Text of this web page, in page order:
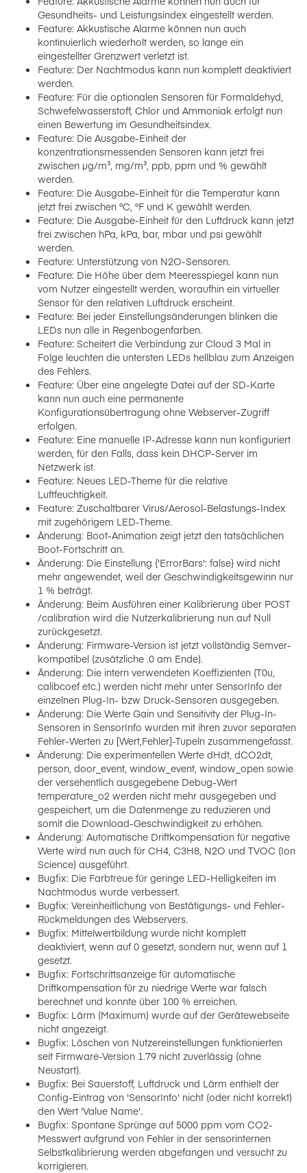
Gesundheits- und Leistungsindex eingestellt werden.
Feature: Akkustische Alarme können nun auch
kontinuierlich wiederholt werden, so lange ein
eingestellter Grenzwert verletzt ist.
Feature: Der Nachtmodus kann nun komplett deaktiviert
werden.
Feature: Für die optionalen Sensoren für Formaldehyd,
Schwefelwasserstoff, Chlor und Ammoniak erfolgt nun
einen Bewertung im Gesundheitsindex.
Feature: Die Ausgabe-Einheit der
konzentrationsmessenden Sensoren kann jetzt frei
zwischen µg/m³, mg/m³, ppb, ppm und % gewählt
werden.
Feature: Die Ausgabe-Einheit für die Temperatur kann
jetzt frei zwischen °C, °F und K gewählt werden.
Feature: Die Ausgabe-Einheit für den Luftdruck kann jetzt
frei zwischen hPa, kPa, bar, mbar und psi gewählt
werden.
Feature: Unterstützung von N2O-Sensoren.
Feature: Die Höhe über dem Meeresspiegel kann nun
vom Nutzer eingestellt werden, woraufhin ein virtueller
Sensor für den relativen Luftdruck erscheint.
Feature: Bei jeder Einstellungsänderungen blinken die
LEDs nun alle in Regenbogenfarben.
Feature: Scheitert die Verbindung zur Cloud 3 Mal in
Folge leuchten die untersten LEDs hellblau zum Anzeigen
des Fehlers.
Feature: Über eine angelegte Datei auf der SD-Karte
kann nun auch eine permanente
Konfigurationsübertragung ohne Webserver-Zugriff
erfolgen.
Feature: Eine manuelle IP-Adresse kann nun konfiguriert
werden, für den Falls, dass kein DHCP-Server im
Netzwerk ist.
Feature: Neues LED-Theme für die relative
Luftfeuchtigkeit.
Feature: Zuschaltbarer Virus/Aerosol-Belastungs-Index
mit zugehörigem LED-Theme.
Änderung: Boot-Animation zeigt jetzt den tatsächlichen
Boot-Fortschritt an.
Änderung: Die Einstellung {'ErrorBars': false} wird nicht
mehr angewendet, weil der Geschwindigkeitsgewinn nur
1 % beträgt.
Änderung: Beim Ausführen einer Kalibrierung über POST
/calibration wird die Nutzerkalibrierung nun auf Null
zurückgesetzt.
Änderung: Firmware-Version ist jetzt vollständig Semver-
kompatibel (zusätzliche .0 am Ende).
Änderung: Die intern verwendeten Koeffizienten (T0u,
calibcoef etc.) werden nicht mehr unter SensorInfo der
einzelnen Plug-In- bzw Druck-Sensoren ausgegeben.
Änderung: Die Werte Gain und Sensitivity der Plug-In-
Sensoren in SensorInfo wurden mit ihren zuvor separaten
Fehler-Werten zu [Wert,Fehler]-Tupeln zusammengefasst.
Änderung: Die experimentellen Werte dHdt, dCO2dt,
person, door_event, window_event, window_open sowie
der versehentlich ausgegebene Debug-Wert
temperature_o2 werden nicht mehr ausgegeben und
gespeichert, um die Datenmenge zu reduzieren und
somit die Download-Geschwindigkeit zu erhöhen.
Änderung: Automatische Driftkompensation für negative
Werte wird nun auch für CH4, C3H8, N2O und TVOC (Ion
Science) ausgeführt.
Bugfix: Die Farbtreue für geringe LED-Helligkeiten im
Nachtmodus wurde verbessert.
Bugfix: Vereinheitlichung von Bestätigungs- und Fehler-
Rückmeldungen des Webservers.
Bugfix: Mittelwertbildung wurde nicht komplett
deaktiviert, wenn auf 0 gesetzt, sondern nur, wenn auf 1
gesetzt.
Bugfix: Fortschrittsanzeige für automatische
Driftkompensation für zu niedrige Werte war falsch
berechnet und konnte über 100 % erreichen.
Bugfix: Lärm (Maximum) wurde auf der Gerätewebseite
nicht angezeigt.
Bugfix: Löschen von Nutzereinstellungen funktionierten
seit Firmware-Version 1.79 nicht zuverlässig (ohne
Neustart).
Bugfix: Bei Sauerstoff, Luftdruck und Lärm enthielt der
Config-Eintrag von 'SensorInfo' nicht (oder nicht korrekt)
den Wert 'Value Name'.
Bugfix: Spontane Sprünge auf 5000 ppm vom CO2-
Messwert aufgrund von Fehler in der sensorinternen
Selbstkalibrierung werden abgefangen und versucht zu
korrigieren.